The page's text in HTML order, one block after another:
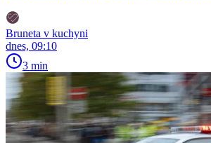
Bruneta v kuchyni
dnes, 09:10
3 min